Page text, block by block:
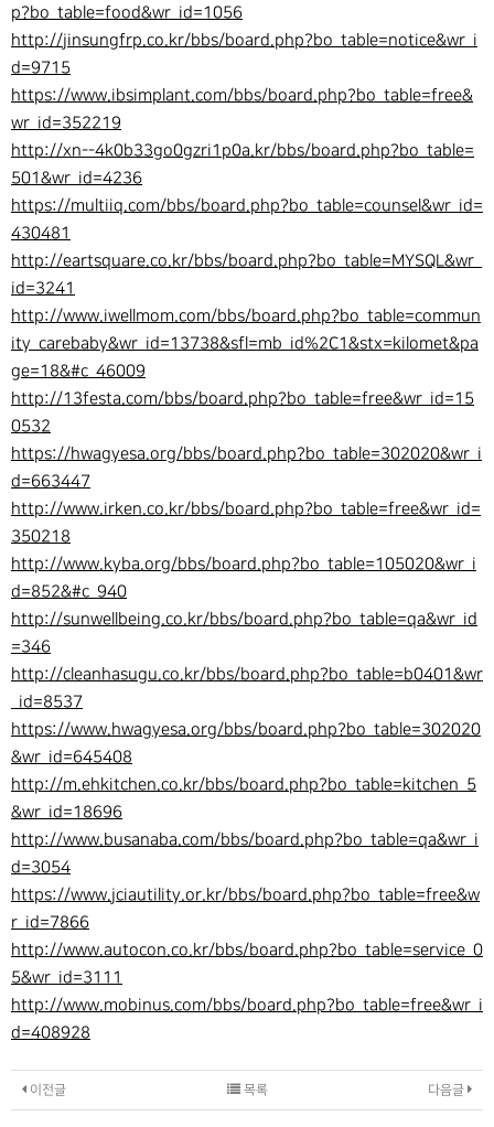
p?bo_table=food&wr_id=1056
http://jinsungfrp.co.kr/bbs/board.php?bo_table=notice&wr_i
d=9715
https://www.ibsimplant.com/bbs/board.php?bo_table=free&
wr_id=352219
http://xn--4k0b33go0gzri1p0a.kr/bbs/board.php?bo_table=
501&wr_id=4236
https://multiiq.com/bbs/board.php?bo_table=counsel&wr_id=
430481
http://eartsquare.co.kr/bbs/board.php?bo_table=MYSQL&wr_
id=3241
http://www.iwellmom.com/bbs/board.php?bo_table=commun
ity_carebaby&wr_id=13738&sfl=mb_id%2C1&stx=kilomet&pa
ge=18&#c_46009
http://13festa.com/bbs/board.php?bo_table=free&wr_id=15
0532
https://hwagyesa.org/bbs/board.php?bo_table=302020&wr_i
d=663447
http://www.irken.co.kr/bbs/board.php?bo_table=free&wr_id=
350218
http://www.kyba.org/bbs/board.php?bo_table=105020&wr_i
d=852&#c_940
http://sunwellbeing.co.kr/bbs/board.php?bo_table=qa&wr_id
=346
http://cleanhasugu.co.kr/bbs/board.php?bo_table=b0401&wr
_id=8537
https://www.hwagyesa.org/bbs/board.php?bo_table=302020
&wr_id=645408
http://m.ehkitchen.co.kr/bbs/board.php?bo_table=kitchen_5
&wr_id=18696
http://www.busanaba.com/bbs/board.php?bo_table=qa&wr_i
d=3054
https://www.jciautility.or.kr/bbs/board.php?bo_table=free&w
r_id=7866
http://www.autocon.co.kr/bbs/board.php?bo_table=service_0
5&wr_id=3111
http://www.mobinus.com/bbs/board.php?bo_table=free&wr_i
d=408928
이전글 다음글
목록